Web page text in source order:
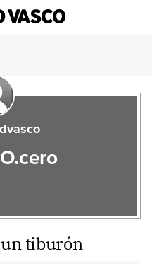
tiburón